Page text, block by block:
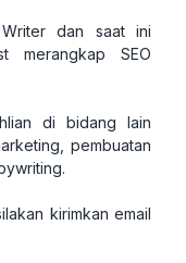
dan saat ini
merangkap SEO
di bidang lain
pembuatan
kirimkan email